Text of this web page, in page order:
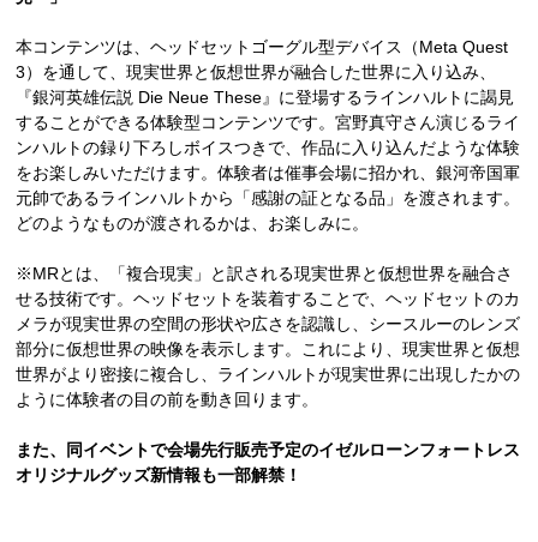
本コンテンツは、ヘッドセットゴーグル型デバイス（Meta Quest
3）を通して、現実世界と仮想世界が融合した世界に入り込み、
『銀河英雄伝説 Die Neue These』に登場するラインハルトに謁見
することができる体験型コンテンツです。宮野真守さん演じるライ
ンハルトの録り下ろしボイスつきで、作品に入り込んだような体験
をお楽しみいただけます。体験者は催事会場に招かれ、銀河帝国軍
元帥であるラインハルトから「感謝の証となる品」を渡されます。
どのようなものが渡されるかは、お楽しみに。
※MRとは、「複合現実」と訳される現実世界と仮想世界を融合さ
せる技術です。ヘッドセットを装着することで、ヘッドセットのカ
メラが現実世界の空間の形状や広さを認識し、シースルーのレンズ
部分に仮想世界の映像を表示します。これにより、現実世界と仮想
世界がより密接に複合し、ラインハルトが現実世界に出現したかの
ように体験者の目の前を動き回ります。
また、同イベントで会場先行販売予定のイゼルローンフォートレス
オリジナルグッズ新情報も一部解禁！